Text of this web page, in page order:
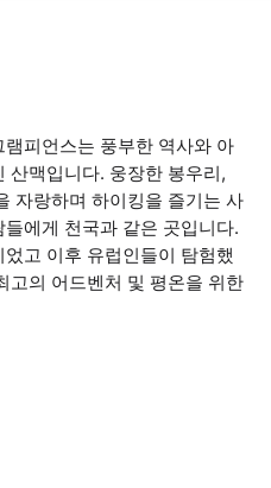
피언스는 풍부한 역사와 아
산맥입니다. 웅장한 봉우리,
자랑하며 하이킹을 즐기는 사
에게 천국과 같은 곳입니다.
고 이후 유럽인들이 탐험했
고의 어드벤처 및 평온을 위한